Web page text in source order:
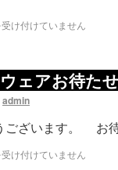
け付けていません
ェアお待た
admin
ございます。 お
け付けていません